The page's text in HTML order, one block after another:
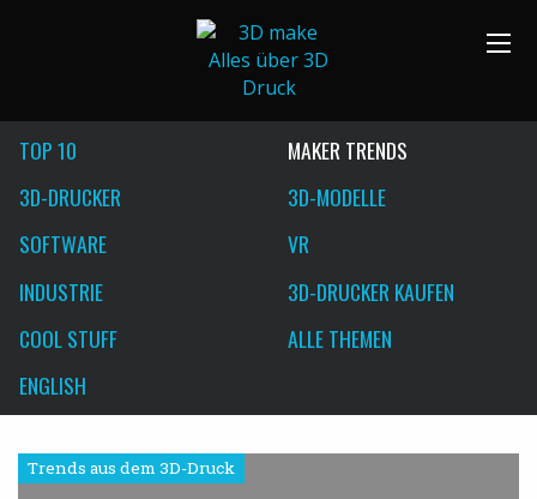
TOP 10
MAKER TRENDS
3D-DRUCKER
3D-MODELLE
SOFTWARE
VR
INDUSTRIE
3D-DRUCKER KAUFEN
COOL STUFF
ALLE THEMEN
ENGLISH
Trends aus dem 3D-Druck